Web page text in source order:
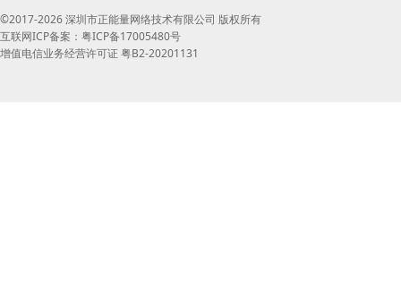
©2017-2026 深圳市正能量网络技术有限公司 版权所有
互联网ICP备案：粤ICP备17005480号
增值电信业务经营许可证 粤B2-20201131